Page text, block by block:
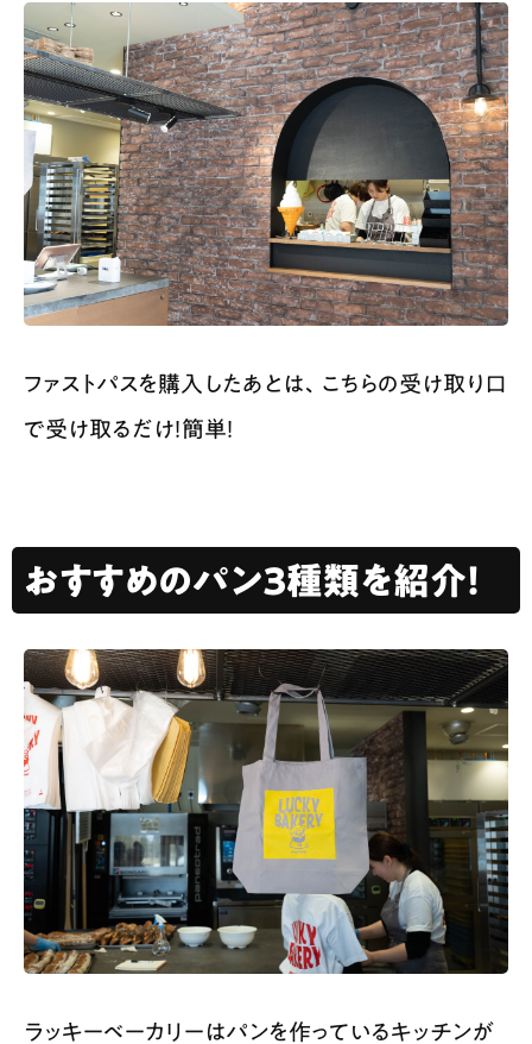
ファストパスを購入したあとは、こちらの受け取り口
で受け取るだけ！簡単！
おすすめのパン３種類を紹介！
ラッキーベーカリーはパンを作っているキッチンが